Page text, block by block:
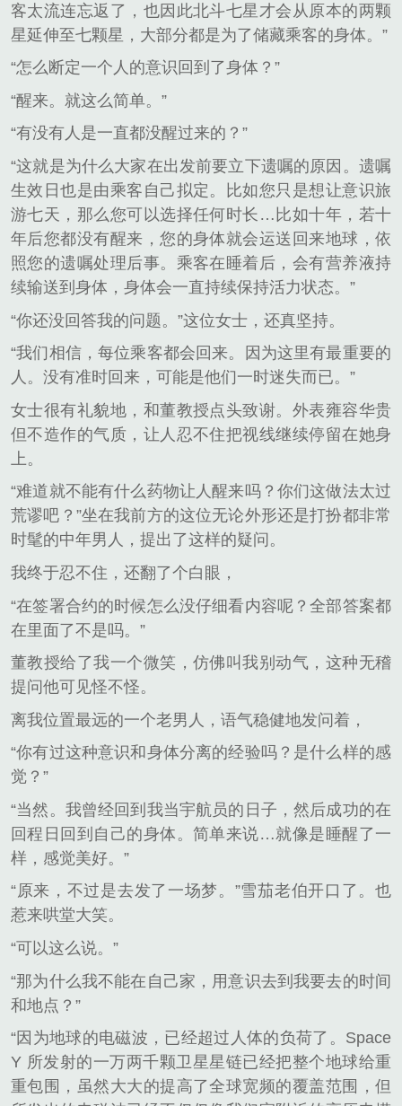
客太流连忘返了，也因此北斗七星才会从原本的两颗
星延伸至七颗星，大部分都是为了储藏乘客的身体。”
“怎么断定一个人的意识回到了身体？”
“醒来。就这么简单。”
“有没有人是一直都没醒过来的？”
“这就是为什么大家在出发前要立下遗嘱的原因。遗嘱
生效日也是由乘客自己拟定。比如您只是想让意识旅
游七天，那么您可以选择任何时长…比如十年，若十
年后您都没有醒来，您的身体就会运送回来地球，依
照您的遗嘱处理后事。乘客在睡着后，会有营养液持
续输送到身体，身体会一直持续保持活力状态。”
“你还没回答我的问题。”这位女士，还真坚持。
“我们相信，每位乘客都会回来。因为这里有最重要的
人。没有准时回来，可能是他们一时迷失而已。”
女士很有礼貌地，和董教授点头致谢。外表雍容华贵
但不造作的气质，让人忍不住把视线继续停留在她身
上。
“难道就不能有什么药物让人醒来吗？你们这做法太过
荒谬吧？”坐在我前方的这位无论外形还是打扮都非常
时髦的中年男人，提出了这样的疑问。
我终于忍不住，还翻了个白眼，
“在签署合约的时候怎么没仔细看内容呢？全部答案都
在里面了不是吗。”
董教授给了我一个微笑，仿佛叫我别动气，这种无稽
提问他可见怪不怪。
离我位置最远的一个老男人，语气稳健地发问着，
“你有过这种意识和身体分离的经验吗？是什么样的感
觉？”
“当然。我曾经回到我当宇航员的日子，然后成功的在
回程日回到自己的身体。简单来说…就像是睡醒了一
样，感觉美好。”
“原来，不过是去发了一场梦。”雪茄老伯开口了。也
惹来哄堂大笑。
“可以这么说。”
“那为什么我不能在自己家，用意识去到我要去的时间
和地点？”
“因为地球的电磁波，已经超过人体的负荷了。Space
Y 所发射的一万两千颗卫星星链已经把整个地球给重
重包围，虽然大大的提高了全球宽频的覆盖范围，但